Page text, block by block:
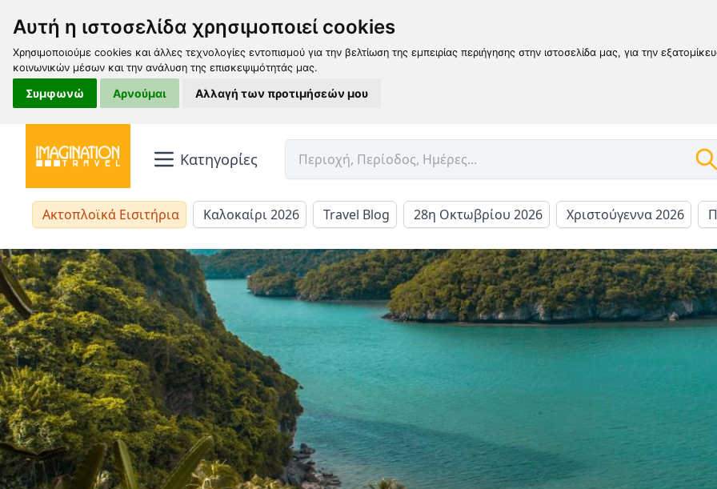
Αυτή η ιστοσελίδα χρησιμοποιεί cookies
Χρησιμοποιούμε cookies και άλλες τεχνολογίες εντοπισμού για την βελτίωση της εμπειρίας περιήγησης στην ιστοσελίδα μας, για την
κοινωνικών μέσων και την ανάλυση της επισκεψιμότητάς μας.
Συμφωνώ Αρνούμαι Αλλαγή των προτιμήσεών μου
Κατηγορίες
Ακτοπλοϊκά Εισιτήρια Καλοκαίρι 2026 Travel Blog 28η Οκτωβρίου 2026 Χριστούγεννα 2026